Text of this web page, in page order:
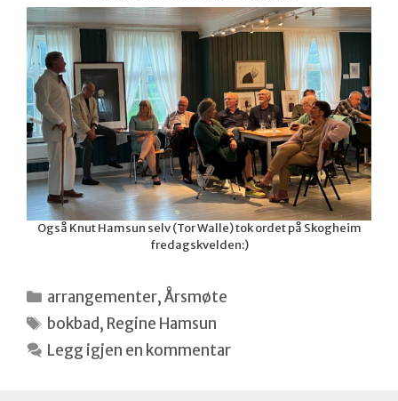
Også Knut Hamsun selv (Tor Walle) tok ordet på Skogheim
fredagskvelden:)
Kategorier
arrangementer,Årsmøte
Stikkord
bokbad, Regine Hamsun
Legg igjen en kommentar